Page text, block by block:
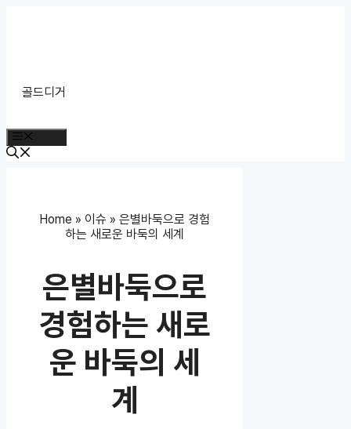
골드디거
Home » 이슈 »은별바둑으로 경험
하는 새로운 바둑의 세계
은별바둑으로
경험하는 새로
운 바둑의 세
계